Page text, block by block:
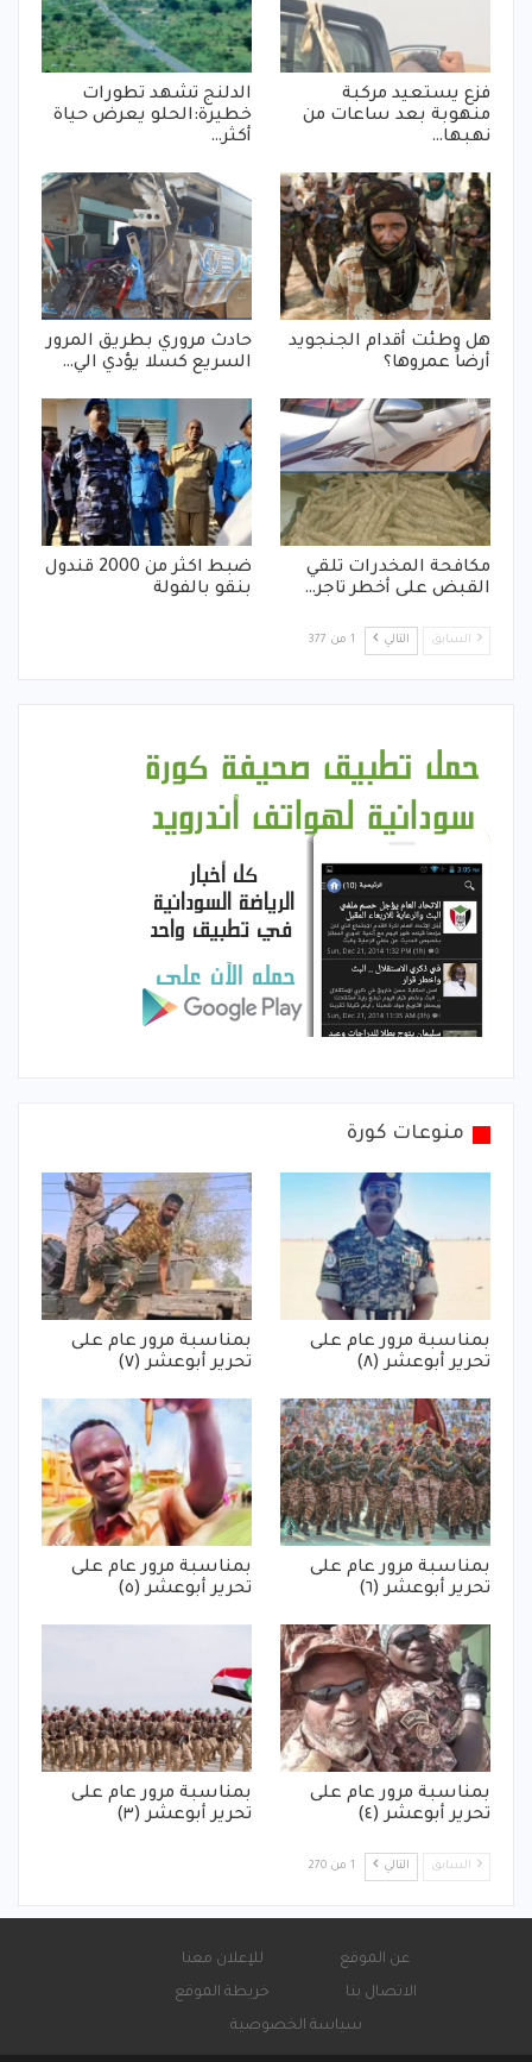
فزع يستعيد مركبة
منهوبة بعد ساعات من
نهبها…
الدلنج تشهد تطورات
خطيرة:الحلو يعرض حياة
أكثر…
هل وطئت أقدام الجنجويد
أرضاً عمروها؟
حادث مروري بطريق المرور
السريع كسلا يؤدي الي…
مكافحة المخدرات تلقي
القبض على أخطر تاجر…
ضبط اكثر من 2000 قندول
بنقو بالفولة
السابق التالي 1 من 377
منوعات كورة
بمناسبة مرور عام على
تحرير أبوعشر (٨)
بمناسبة مرور عام على
تحرير أبوعشر (٧)
بمناسبة مرور عام على
تحرير أبوعشر (٦)
بمناسبة مرور عام على
تحرير أبوعشر (٥)
بمناسبة مرور عام على
تحرير أبوعشر (٤)
بمناسبة مرور عام على
تحرير أبوعشر (٣)
السابق التالي 1 من 270
عن الموقع
للإعلان معنا
الاتصال بنا
خريطة الموقع
سياسة الخصوصية